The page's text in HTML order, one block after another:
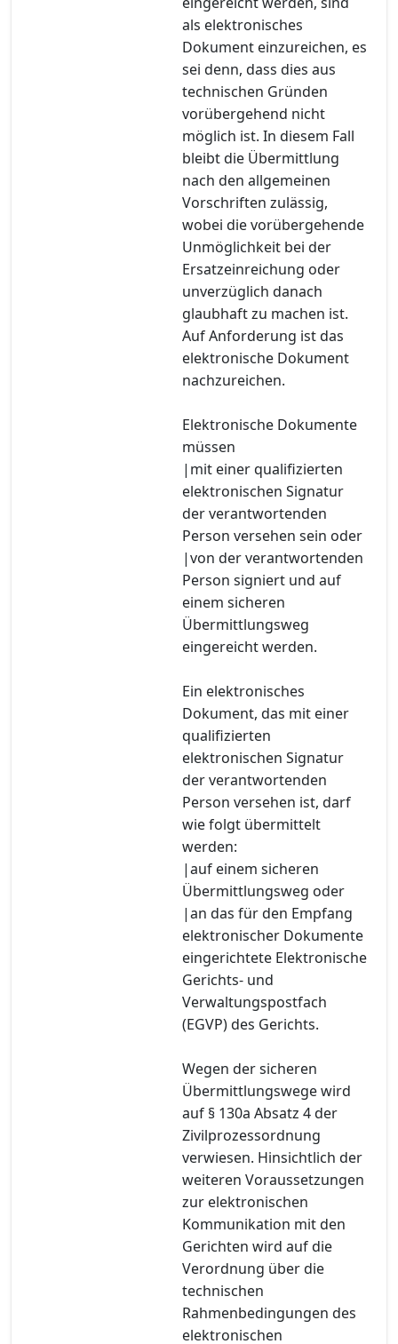
als elektronisches
Dokument einzureichen, es
sei denn, dass dies aus
technischen Gründen
vorübergehend nicht
möglich ist. In diesem Fall
bleibt die Übermittlung
nach den allgemeinen
Vorschriften zulässig,
wobei die vorübergehende
Unmöglichkeit bei der
Ersatzeinreichung oder
unverzüglich danach
glaubhaft zu machen ist.
Auf Anforderung ist das
elektronische Dokument
nachzureichen.
Elektronische Dokumente
müssen
|mit einer qualifizierten
elektronischen Signatur
der verantwortenden
Person versehen sein oder
|von der verantwortenden
Person signiert und auf
einem sicheren
Übermittlungsweg
eingereicht werden.
Ein elektronisches
Dokument, das mit einer
qualifizierten
elektronischen Signatur
der verantwortenden
Person versehen ist, darf
wie folgt übermittelt
werden:
|auf einem sicheren
Übermittlungsweg oder
|an das für den Empfang
elektronischer Dokumente
eingerichtete Elektronische
Gerichts- und
Verwaltungspostfach
(EGVP) des Gerichts.
Wegen der sicheren
Übermittlungswege wird
auf § 130a Absatz 4 der
Zivilprozessordnung
verwiesen. Hinsichtlich der
weiteren Voraussetzungen
zur elektronischen
Kommunikation mit den
Gerichten wird auf die
Verordnung über die
technischen
Rahmenbedingungen des
elektronischen